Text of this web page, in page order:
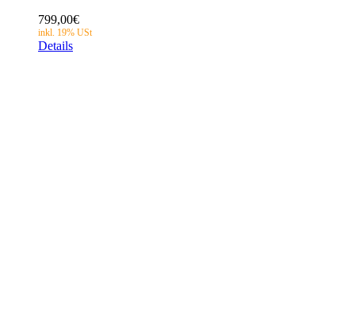
799,00€
Details